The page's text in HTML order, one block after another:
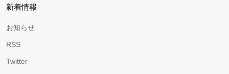
新着情報
お知らせ
RSS
Twitter